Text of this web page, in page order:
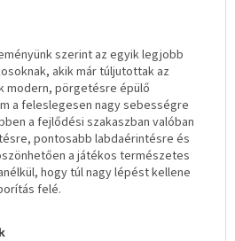
szerint az egyik legjobb
akik már túljutottak az
modern, pörgetésre épülő
a feleslegesen nagy sebességre
a fejlődési szakaszban valóban
pontosabb labdaérintésre és
a játékos természetes
hogy túl nagy lépést kellene
felé.